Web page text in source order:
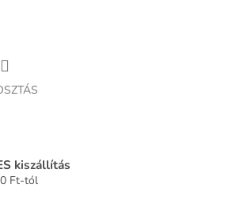
kiszállítás
Ft-tól